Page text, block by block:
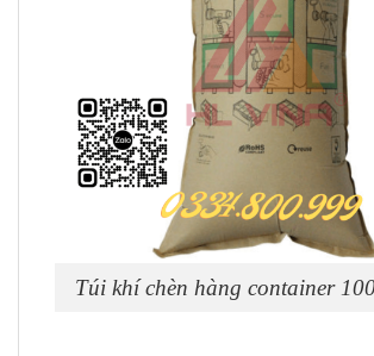
Túi khí chèn hàng container